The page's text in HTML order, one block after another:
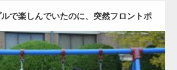
で楽しんでいたのに、突然フロントポ
ーズをするマッチョ